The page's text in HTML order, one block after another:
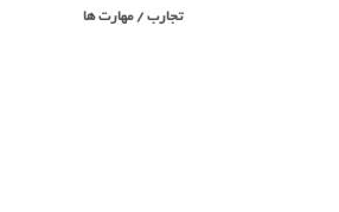
تجارب / مهارت ها